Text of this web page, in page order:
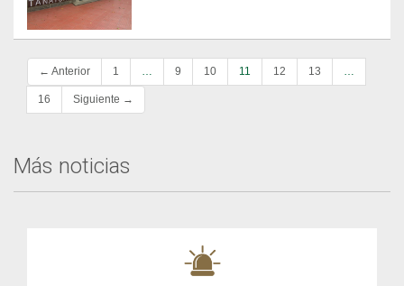
← Anterior 1 … 9 10 11 12 13 …
16 Siguiente →
Más noticias